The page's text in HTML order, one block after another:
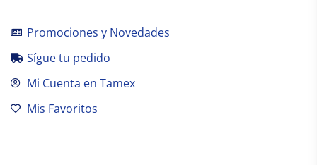
Promociones y Novedades
Sígue tu pedido
Mi Cuenta en Tamex
Mis Favoritos